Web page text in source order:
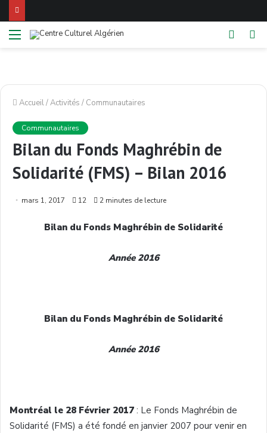
Menu
Switch
Accueil/Activités / Communautaires
Communautaires
Bilan du Fonds Maghrébin de
Solidarité (FMS) – Bilan 2016
mars 1, 2017 12 2 minutes de lecture
Bilan du Fonds Maghrébin de Solidarité
Année 2016
Bilan du Fonds Maghrébin de Solidarité
Année 2016
Montréal le 28 Février 2017 : Le Fonds Maghrébin de
Solidarité (FMS) a été fondé en janvier 2007 pour venir en